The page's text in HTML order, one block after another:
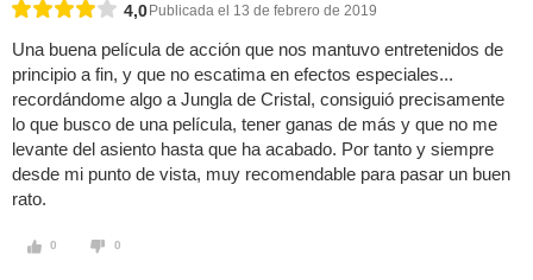
4,0 Publicada el 13 de febrero de 2019
Una buena película de acción que nos mantuvo entretenidos de
principio a fin, y que no escatima en efectos especiales...
recordándome algo a Jungla de Cristal, consiguió precisamente
lo que busco de una película, tener ganas de más y que no me
levante del asiento hasta que ha acabado. Por tanto y siempre
desde mi punto de vista, muy recomendable para pasar un buen
rato.
0 0